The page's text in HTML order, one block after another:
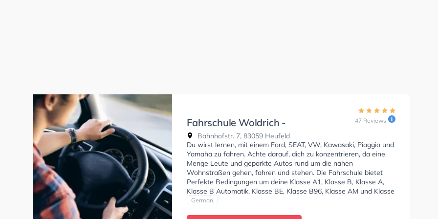
Fahrschule Woldrich -
Kolbermoor
Bahnhofstr. 7, 83059 Heufeld
47 Reviews
Du wirst lernen, mit einem Ford, SEAT, VW, Kawasaki, Piaggio und
Yamaha zu fahren. Achte darauf, dich zu konzentrieren, da eine
Menge Leute und geparkte Autos rund um die nahen
Wohnstraßen gehen, fahren und stehen. Die Fahrschule bietet
Perfekte Bedingungen um deine Klasse A1, Klasse B, Klasse A,
Klasse B Automatik, Klasse BE, Klasse B96, Klasse AM und Klasse
A2 zu erhalten. In der Fahrschule Woldrich - Kolbermoor Sie
German